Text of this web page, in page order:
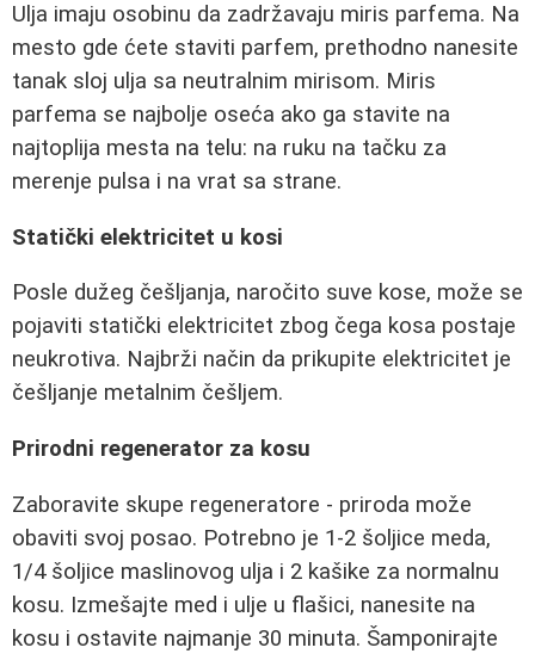
Ulja imaju osobinu da zadržavaju miris parfema. Na
mesto gde ćete staviti parfem, prethodno nanesite
tanak sloj ulja sa neutralnim mirisom. Miris
parfema se najbolje oseća ako ga stavite na
najtoplija mesta na telu: na ruku na tačku za
merenje pulsa i na vrat sa strane.
Statički elektricitet u kosi
Posle dužeg češljanja, naročito suve kose, može se
pojaviti statički elektricitet zbog čega kosa postaje
neukrotiva. Najbrži način da prikupite elektricitet je
češljanje metalnim češljem.
Prirodni regenerator za kosu
Zaboravite skupe regeneratore - priroda može
obaviti svoj posao. Potrebno je 1-2 šoljice meda,
1/4 šoljice maslinovog ulja i 2 kašike za normalnu
kosu. Izmešajte med i ulje u flašici, nanesite na
kosu i ostavite najmanje 30 minuta. Šamponirajte